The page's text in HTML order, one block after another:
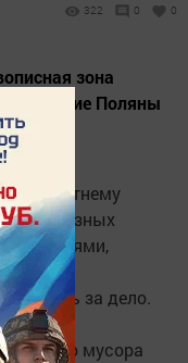
322 0 0
зона
Камские Поляны
к летнему
разных
граблями,
взялись за дело.
уборка
мусора